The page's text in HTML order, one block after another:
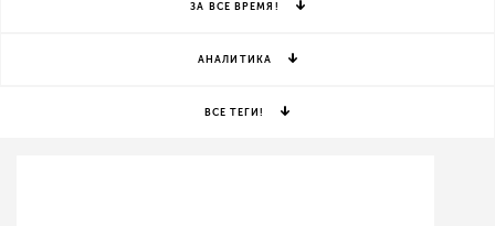
ЗА ВСЕ ВРЕМЯ!
АНАЛИТИКА
ВСЕ ТЕГИ!